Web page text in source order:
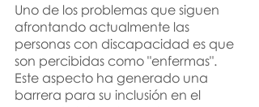
Uno de los problemas que siguen
afrontando actualmente las
personas con discapacidad es que
son percibidas como "enfermas".
Este aspecto ha generado una
barrera para su inclusión en el